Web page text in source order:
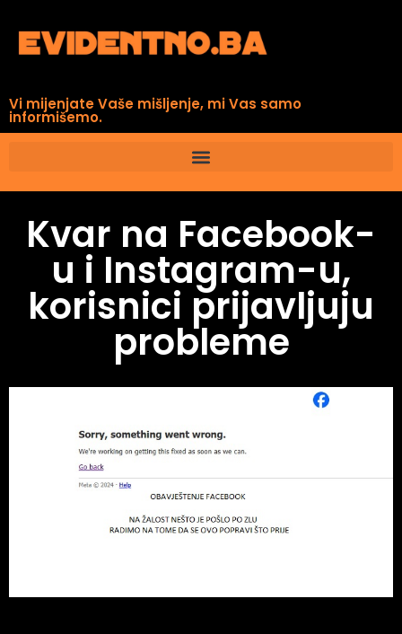
Vi mijenjate Vaše mišljenje, mi Vas samo
informišemo.
Kvar na Facebook-
u i Instagram-u,
korisnici prijavljuju
probleme